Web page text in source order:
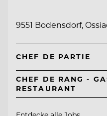
9551 Bodensdorf,
CHEF DE PARTIE
CHEF DE RANG -
RESTAURANT